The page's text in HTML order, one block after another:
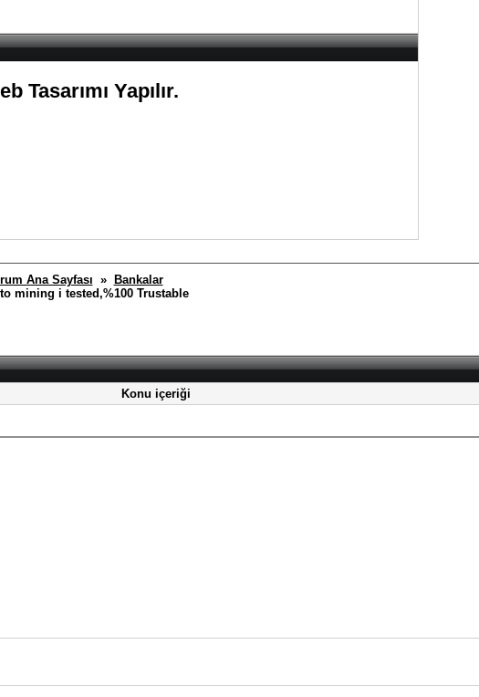
Tasarımı Yapılır.
Ana Sayfası »
Bankalar
mining i tested,%100 Trustable
Konu içeriği